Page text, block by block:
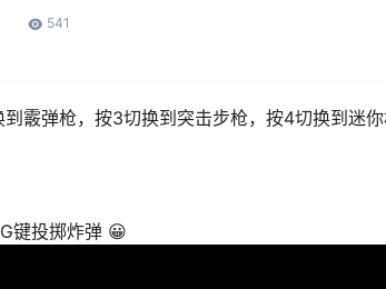
541
霰弹枪，按3切换到突击步枪，按4切换到迷你
键投掷炸弹 😀